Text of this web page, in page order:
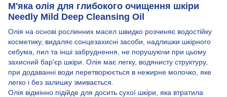
М'яка олія для глибокого очищення шкіри
Needly Mild Deep Cleansing Oil
Олія на основі рослинних масел швидко розчиняє водостійку
косметику, видаляє сонцезахисні засоби, надлишки шкірного
себума, пил та інші забруднення, не порушуючи при цьому
захисний бар'єр шкіри. Олія має легку, водянисту структуру,
при додаванні води перетворюється в нежирне молочко, яке
легко і без залишку змивається.
Олія відмінно підійде для досить сухої шкіри, яка втратила